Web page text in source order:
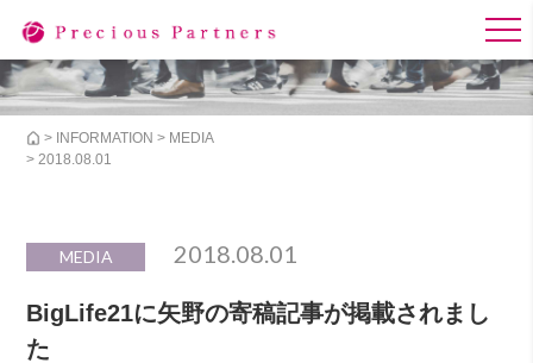
> INFORMATION > MEDIA
> 2018.08.01
MEDIA 2018.08.01
BigLife21に矢野の寄稿記事が掲載されまし
た